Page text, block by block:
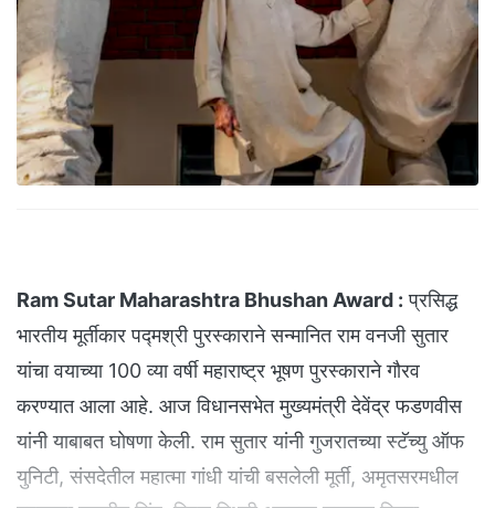
Ram Sutar Maharashtra Bhushan Award : प्रसिद्ध
भारतीय मूर्तीकार पद्मश्री पुरस्काराने सन्मानित राम वनजी सुतार
यांचा वयाच्या 100 व्या वर्षी महाराष्ट्र भूषण पुरस्काराने गौरव
करण्यात आला आहे. आज विधानसभेत मुख्यमंत्री देवेंद्र फडणवीस
यांनी याबाबत घोषणा केली. राम सुतार यांनी गुजरातच्या स्टॅच्यु ऑफ
युनिटी, संसदेतील महात्मा गांधी यांची बसलेली मूर्ती, अमृतसरमधील